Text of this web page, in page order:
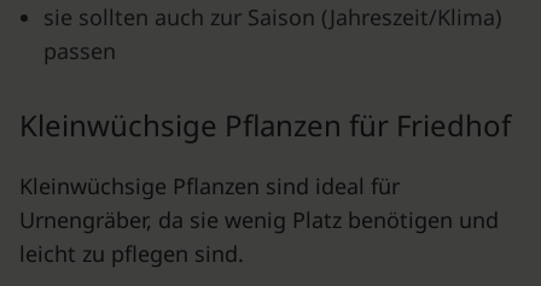
sie sollten auch zur Saison (Jahreszeit/Klima)
passen
Kleinwüchsige Pflanzen für Friedhof
Kleinwüchsige Pflanzen sind ideal für
Urnengräber, da sie wenig Platz benötigen und
leicht zu pflegen sind.